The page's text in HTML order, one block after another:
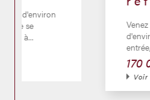
Venez découvrir cette
d'environ 247m² habitables.
entrée, une cuisine ouverte